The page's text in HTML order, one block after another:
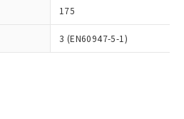
175
3 (EN60947-5-1)
ウェブサイト上で当社にご
部品リストについて、当社
共同利用者が、当社の製
書ダウンロード